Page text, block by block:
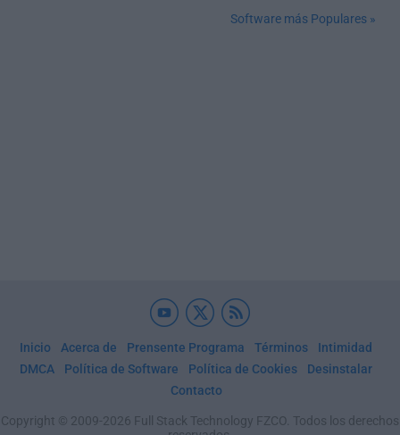
Software más Populares »
Inicio Acerca de Prensente Programa Términos
Intimidad
DMCA
Política de Software Política de Cookies
Desinstalar
Contacto
Copyright © 2009-2026 Full Stack Technology FZCO. Todos los derechos